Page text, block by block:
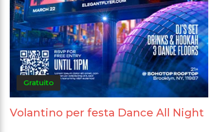
Gratuito
Volantino per festa Dance All Night